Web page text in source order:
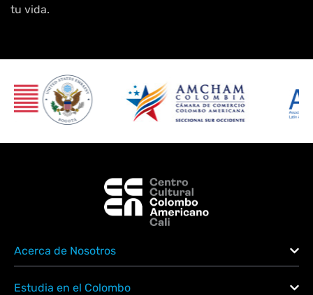
tu vida.
Acerca de Nosotros
Estudia en el Colombo